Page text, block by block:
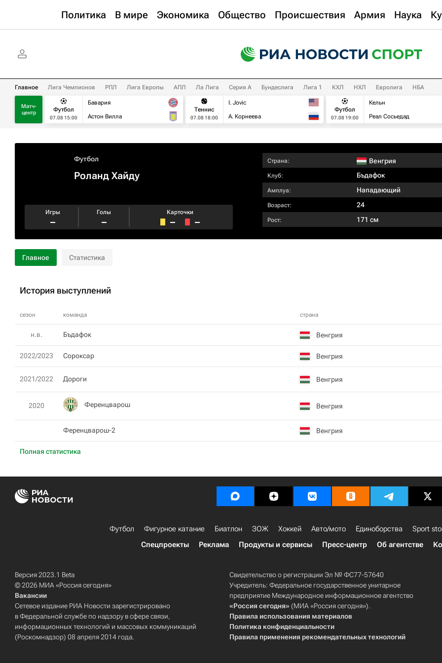
Политика В мире Экономика Общество Происшествия Армия Наука
Главное Лига Чемпионов РПЛ Лига Европы АПЛ Ла Лига Серия А Бундеслига Лига 1 КХЛ НХЛ Евролига НБА
Матч-
центр
Футбол
07.08 15:00
Бавария
Астон Вилла
Теннис
07.08 18:00
I. Jovic
А. Корнеева
Футбол
07.08 19:00
Кельн
Реал Сосьедад
Футбол
Роланд Хайду
Игры
–
Голы
–
Карточки
– –
Страна: Венгрия
Клуб: Бъдафок
Амплуа: Нападающий
Возраст: 24
Рост: 171 см
Главное Статистика
История выступлений
сезон команда страна
Полная статистика
н.в. Бъдафок Венгрия
2022/2023 Сороксар Венгрия
2021/2022 Дороги Венгрия
2020 Ференцварош Венгрия
Ференцварош-2 Венгрия
Футбол Фигурное катание Биатлон ЗОЖ Хоккей Авто/мото Единоборства Sport
Спецпроекты
Реклама Продукты и сервисы Пресс-центр Об агентстве
Версия 2023.1 Beta
© 2026 МИА «Россия сегодня»
Вакансии
Сетевое издание РИА Новости зарегистрировано
в Федеральной службе по надзору в сфере связи,
информационных технологий и массовых коммуникаций
(Роскомнадзор) 08 апреля 2014 года.
Свидетельство о регистрации Эл № ФС77-57640
Учредитель: Федеральное государственное унитарное
предприятие Международное информационное агентство
«Россия сегодня» (МИА «Россия сегодня»).
Правила использования материалов
Политика конфиденциальности
Правила применения рекомендательных технологий